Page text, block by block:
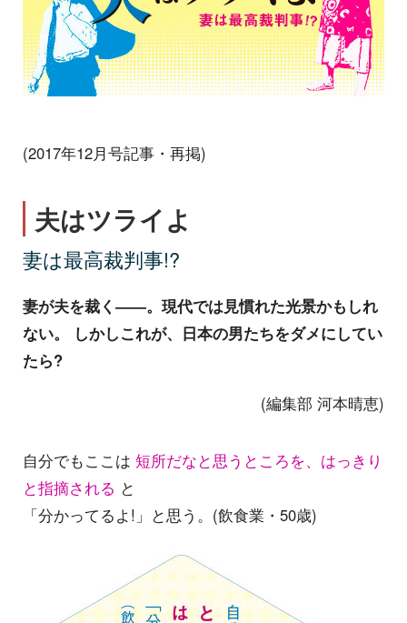
(2017年12月号記事・再掲)
夫はツライよ
妻は最高裁判事!?
妻が夫を裁く――。現代では見慣れた光景かもしれ
ない。
しかしこれが、日本の男たちをダメにしてい
たら?
(編集部 河本晴恵)
自分でもここは 短所だなと思うところを、はっきり
と指摘される と
「分かってるよ!」と思う。(飲食業・50歳)